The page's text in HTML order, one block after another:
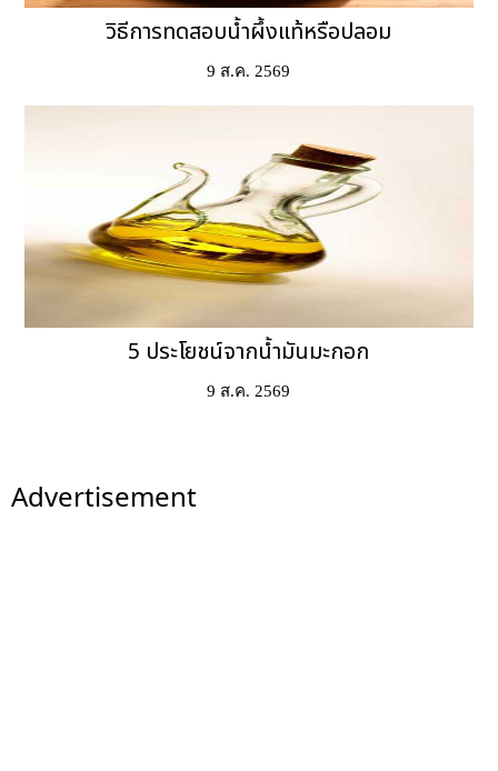
วิธีการทดสอบน้ำผึ้งแท้หรือปลอม
9 ส.ค. 2569
5 ประโยชน์จากน้ำมันมะกอก
9 ส.ค. 2569
Advertisement